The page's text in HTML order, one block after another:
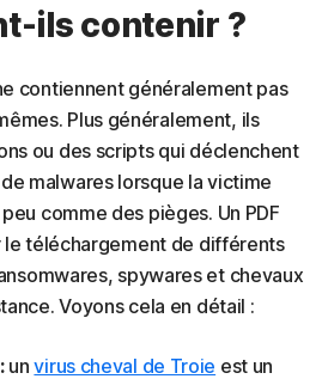
ils contenir ?
contiennent généralement pas
Plus généralement, ils
ou des scripts qui déclenchent
malwares lorsque la victime
comme des pièges. Un PDF
téléchargement de différents
spywares et chevaux
Voyons cela en détail :
un virus cheval de Troie est un